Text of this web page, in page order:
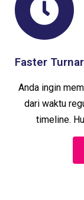
Faster
Anda ingin
dari waktu
timeline.